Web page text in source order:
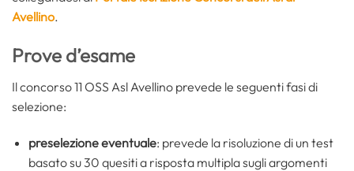
Avellino.
Prove d’esame
Il concorso 11 OSS Asl Avellino prevede le seguenti fasi di
selezione:
preselezione eventuale: prevede la risoluzione di un test
basato su 30 quesiti a risposta multipla sugli argomenti